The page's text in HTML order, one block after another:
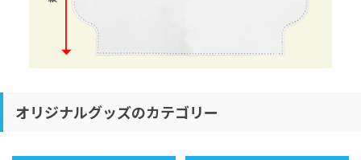
オリジナルグッズのカテゴリー